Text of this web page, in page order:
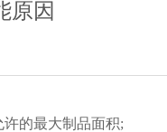
原因
的最大制品面积;